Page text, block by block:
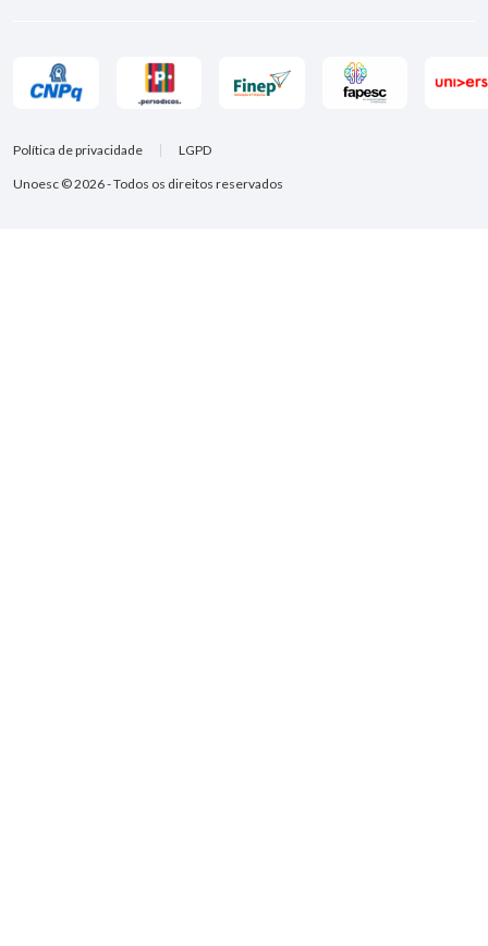
Unoesc © 2026 - Todos os direitos reservados
Política de privacidade LGPD